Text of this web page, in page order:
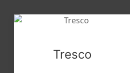
Tresco